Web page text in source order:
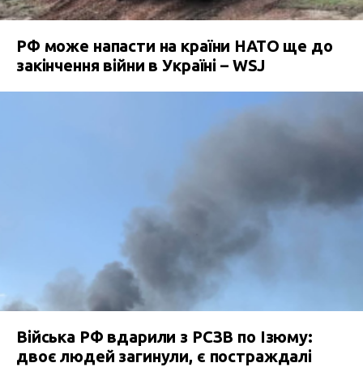
РФ може напасти на країни НАТО ще до
закінчення війни в Україні – WSJ
Війська РФ вдарили з РСЗВ по Ізюму:
двоє людей загинули, є постраждалі